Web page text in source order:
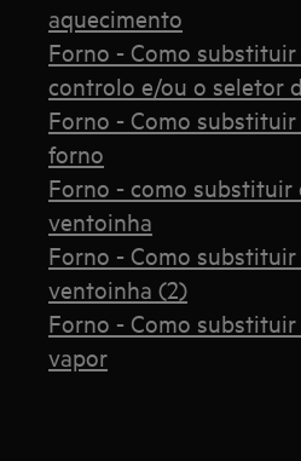
aquecimento
Forno - Como
controlo e/ou o seletor
Forno - Como
forno
Forno - como substituir
ventoinha
Forno - Como
ventoinha (2)
Forno - Como
vapor